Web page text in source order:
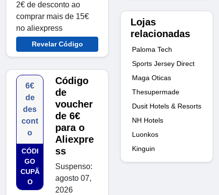
2€ de desconto ao
comprar mais de 15€
no aliexpress
Revelar Código
6€
de
des
cont
o
CÓDI
GO
CUPÃ
O
Código
de
voucher
de 6€
para o
Aliexpre
ss
Suspenso:
agosto 07,
2026
Lojas
relacionadas
Paloma Tech
Sports Jersey Direct
Maga Oticas
Thesupermade
Dusit Hotels & Resorts
NH Hotels
Luonkos
Kinguin